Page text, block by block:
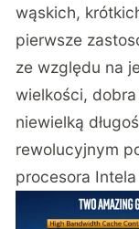
wąskich,
pierwsze
ze względu na
wielkości,
niewielką
rewolucyjnym
procesora